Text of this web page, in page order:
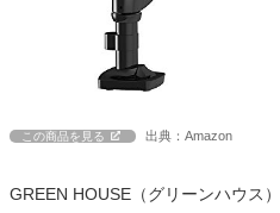
この商品を見る 出典：Amazon
GREEN HOUSE（グリーンハウス